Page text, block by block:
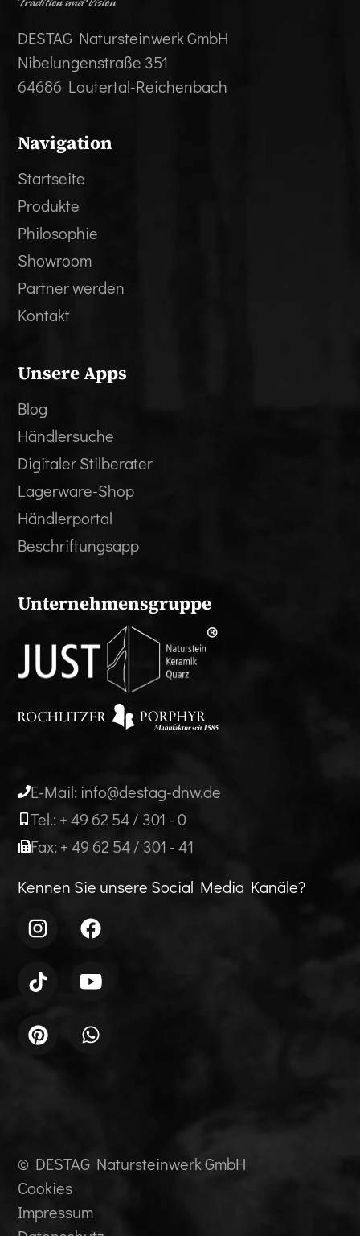
DESTAG Natursteinwerk GmbH
Nibelungenstraße 351
64686 Lautertal-Reichenbach
Navigation
Startseite
Produkte
Philosophie
Showroom
Partner werden
Kontakt
Unsere Apps
Blog
Händlersuche
Digitaler Stilberater
Lagerware-Shop
Händlerportal
Beschriftungsapp
Unternehmensgruppe
E-Mail: info@destag-dnw.de
Tel.: + 49 62 54 / 301 - 0
Fax: + 49 62 54 / 301 - 41
Kennen Sie unsere Social Media Kanäle?
© DESTAG Natursteinwerk GmbH
Cookies
Impressum